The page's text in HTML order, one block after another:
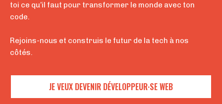
toi ce qu’il faut pour transformer le monde avec ton
code.
Rejoins-nous et construis le futur de la tech à nos
côtés.
JE VEUX DEVENIR DÉVELOPPEUR·SE WEB